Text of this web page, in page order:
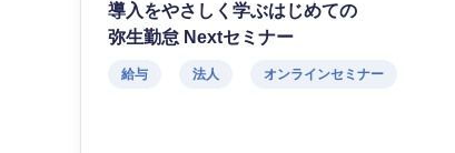
導入をやさしく学ぶはじめての
弥生勤怠 Nextセミナー
給与 法人 オンラインセミナー